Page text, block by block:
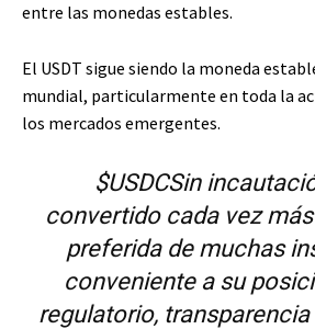
entre las monedas estables.
El USDT sigue siendo la moneda
mundial, particularmente en toda la
los mercados emergentes.
$USDCSin
convertido cada vez
preferida de muchas
conveniente a su
regulatorio, transparencia